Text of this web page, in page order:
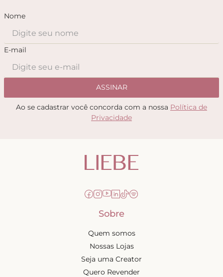
Nome
E-mail
ASSINAR
Ao se cadastrar você concorda com a nossa Política de
Privacidade
Sobre
Quem somos
Nossas Lojas
Seja uma Creator
Quero Revender